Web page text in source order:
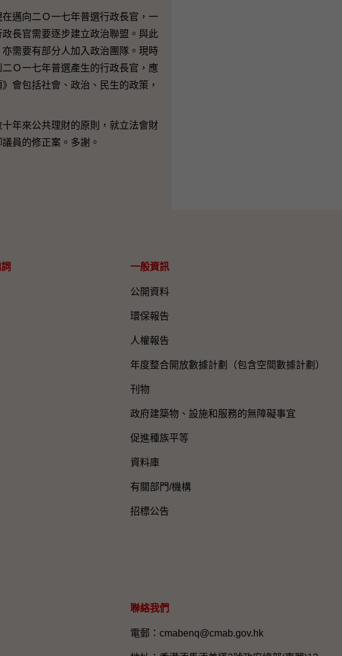
邁向二Ｏ一七年普選行政長官，一
長官需要逐步建立政治聯盟。與此
需要有部分人加入政治團隊。現時
Ｏ一七年普選產生的行政長官，應
會包括社會、政治、民生的政策，
年來公共理財的原則，就立法會財
員的修正案。多謝。
一般資訊​
公開資料
環保報告
人權報告
年度整合開放數據計劃（包含空間數據計劃）
刊物
政府建築物、設施和服務的無障礙事宜
促進種族平等
資料庫
有關部門/機構
招標公告
聯絡我們
電郵：cmabenq@cmab.gov.hk​